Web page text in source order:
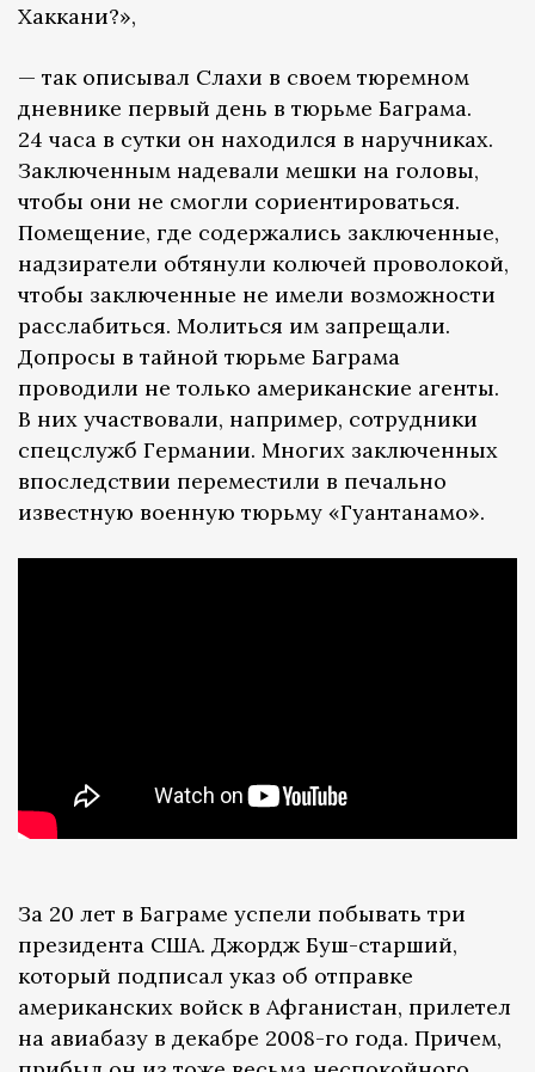
Хаккани?»,
— так описывал Слахи в своем тюремном
дневнике первый день в тюрьме Баграма.
24 часа в сутки он находился в наручниках.
Заключенным надевали мешки на головы,
чтобы они не смогли сориентироваться.
Помещение, где содержались заключенные,
надзиратели обтянули колючей проволокой,
чтобы заключенные не имели возможности
расслабиться. Молиться им запрещали.
Допросы в тайной тюрьме Баграма
проводили не только американские агенты.
В них участвовали, например, сотрудники
спецслужб Германии. Многих заключенных
впоследствии переместили в печально
известную военную тюрьму «Гуантанамо».
За 20 лет в Баграме успели побывать три
президента США. Джордж Буш-старший,
который подписал указ об отправке
американских войск в Афганистан, прилетел
на авиабазу в декабре 2008-го года. Причем,